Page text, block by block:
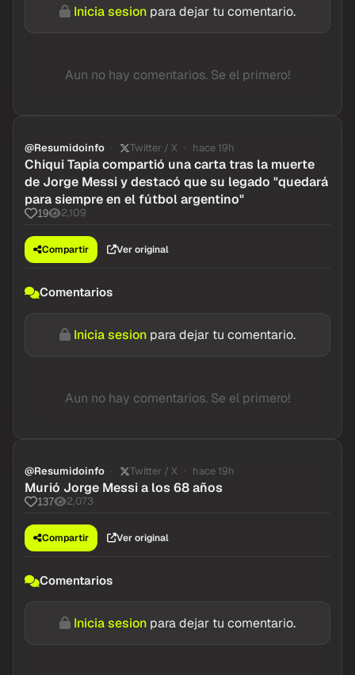
Inicia sesion para dejar tu comentario.
Aun no hay comentarios. Se el primero!
@Resumidoinfo Twitter / X hace 19h
Chiqui Tapia compartió una carta tras la muerte
de Jorge Messi y destacó que su legado "quedará
para siempre en el fútbol argentino"
19 2,109
Compartir Ver original
Comentarios
Inicia sesion para dejar tu comentario.
Aun no hay comentarios. Se el primero!
@Resumidoinfo Twitter / X hace 19h
Murió Jorge Messi a los 68 años
137 2,073
Compartir Ver original
Comentarios
Inicia sesion para dejar tu comentario.